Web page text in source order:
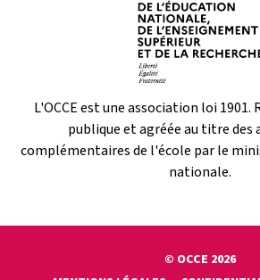
L'OCCE est une association loi
publique et agréée au titre des
complémentaires de l'école par le
nationale.
© OCCE 2026